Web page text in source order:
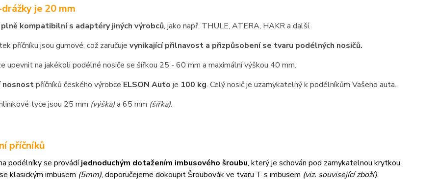
je 20 mm
kompatibilní s adaptéry jiných výrobců, jako např. THULE, ATERA, HAKR a další.
příčníku jsou gumové, což zaručuje vynikající přilnavost a přizpůsobení se tvaru podélných nosičů.
upevnit na jakékoli podélné nosiče se šířkou 25 - 60 mm a maximální výškou 40 mm.
nosnostpříčníků českého výrobce ELSON Auto je 100 kg. Celý nosič je uzamykatelný k podélníkům Vašeho auta.
tyče jsou 25 mm (výška)a 65 mm (šířka).
příčníků
podélníky se provádíjednoduchým dotažením imbusového šroubu, který je schován pod zamykatelnou krytkou.
klasickým imbusem (5mm), doporučejeme dokoupit Šroubovák ve tvaru T s imbusem (viz. související zboží).